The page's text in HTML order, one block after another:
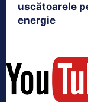
uscătoarele
energie